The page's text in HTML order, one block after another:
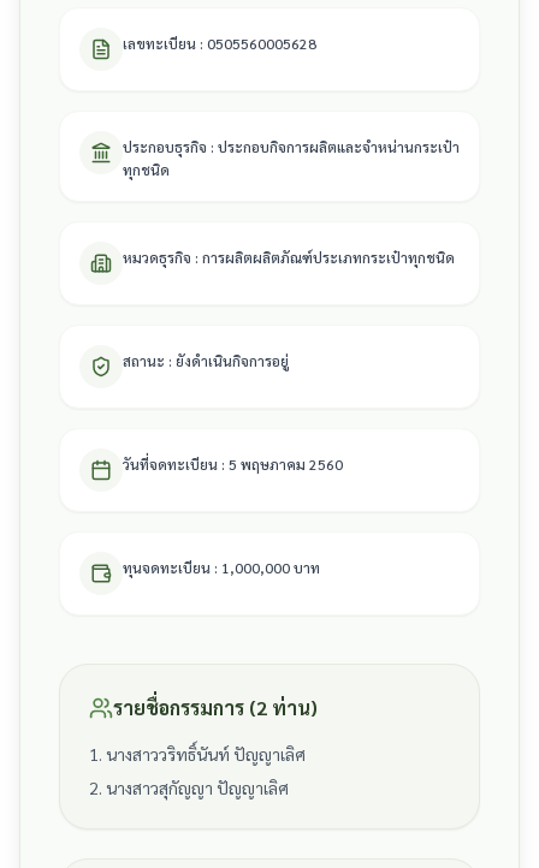
เลขทะเบียน : 0505560005628
ประกอบธุรกิจ : ประกอบกิจการผลิตและจำหน่านกระเป๋า
ทุกชนิด
หมวดธุรกิจ : การผลิตผลิตภัณฑ์ประเภทกระเป๋าทุกชนิด
สถานะ : ยังดำเนินกิจการอยู่
วันที่จดทะเบียน : 5 พฤษภาคม 2560
ทุนจดทะเบียน : 1,000,000 บาท
รายชื่อกรรมการ (2 ท่าน)
1. นางสาววริทธิ์นันท์ ปัญญาเลิศ
2. นางสาวสุกัญญา ปัญญาเลิศ